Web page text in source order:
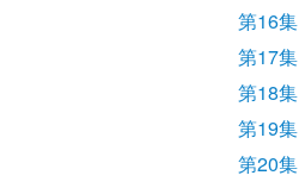
第16集
第17集
第18集
第19集
第20集